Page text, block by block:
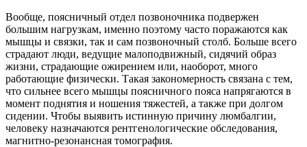
Вообще, поясничный отдел позвоночника подвержен
большим нагрузкам, именно поэтому часто поражаются как
мышцы и связки, так и сам позвоночный столб. Больше всего
страдают люди, ведущие малоподвижный, сидячий образ
жизни, страдающие ожирением или, наоборот, много
работающие физически. Такая закономерность связана с тем,
что сильнее всего мышцы поясничного пояса напрягаются в
момент поднятия и ношения тяжестей, а также при долгом
сидении. Чтобы выявить истинную причину люмбалгии,
человеку назначаются рентгенологические обследования,
магнитно-резонансная томография.